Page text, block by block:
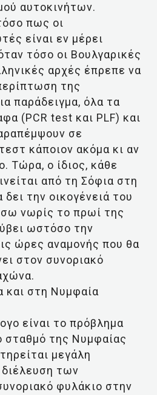
αυτοκινήτων.
πως οι
είναι εν μέρει
τόσο οι Βουλγαρικές
αρχές έπρεπε να
της
παράδειγμα, όλα τα
(PCR test και PLF) και
σε
κάποιον ακόμα κι αν
Τώρα, ο ίδιος, κάθε
από τη Σόφια στη
την οικογένειά του
νωρίς το πρωί της
ωστόσο την
ώρες αναμονής που θα
στον συνοριακό
και στη Νυμφαία
είναι το πρόβλημα
σταθμό της Νυμφαίας
μεγάλη
των
φυλάκιο στην